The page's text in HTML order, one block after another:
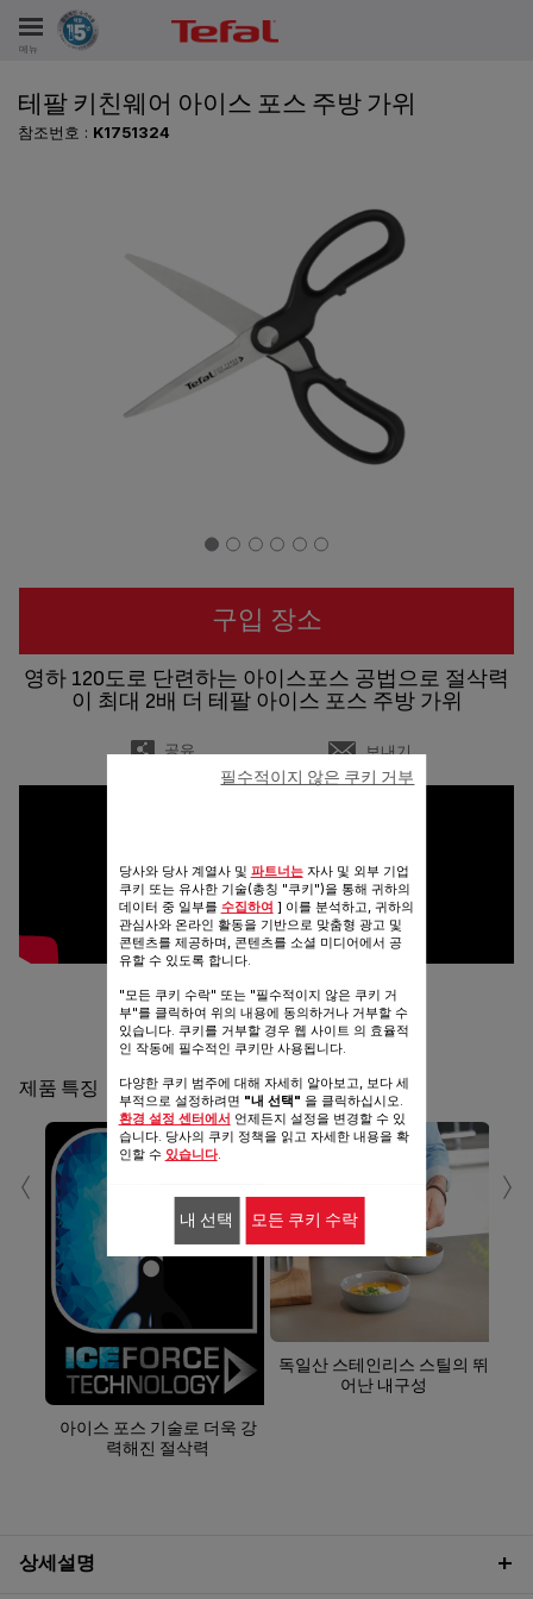
메뉴
테팔 키친웨어 아이스 포스 주방 가위
참조번호 : K1751324
구입 장소
영하 120도로 단련하는 아이스포스 공법으로 절삭력
이 최대 2배 더 테팔 아이스 포스 주방 가위
공유 보내기
제품 특징
아이스 포스 기술로 더욱 강
력해진 절삭력
독일산 스테인리스 스틸의 뛰
어난 내구성
‹ ›
상세설명
당사와 당사 계열사 및 파트너는자사 및 외부 기업
쿠키 또는 유사한 기술(총칭 "쿠키")을 통해 귀하의
데이터 중 일부를 수집하여 ] 이를 분석하고, 귀하의
관심사와 온라인 활동을 기반으로 맞춤형 광고 및
콘텐츠를 제공하며, 콘텐츠를 소셜 미디어에서 공
유할 수 있도록 합니다.
"모든 쿠키 수락" 또는 "필수적이지 않은 쿠키 거
부"를 클릭하여 위의 내용에 동의하거나 거부할 수
있습니다. 쿠키를 거부할 경우 웹 사이트 의 효율적
인 작동에 필수적인 쿠키만 사용됩니다.
다양한 쿠키 범주에 대해 자세히 알아보고, 보다 세
부적으로 설정하려면 "내 선택" 을 클릭하십시오.
환경 설정 센터에서 언제든지 설정을 변경할 수 있
습니다. 당사의 쿠키 정책을 읽고 자세한 내용을 확
인할 수 있습니다.
필수적이지 않은 쿠키 거부
내 선택 모든 쿠키 수락